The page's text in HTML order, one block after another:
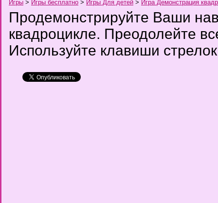
Игры > Игры бесплатно > Игры Для детей > Игра Демонстрация
Продемонстрируйте Ваши
квадроцикле. Преодолейте
Используйте клавиши